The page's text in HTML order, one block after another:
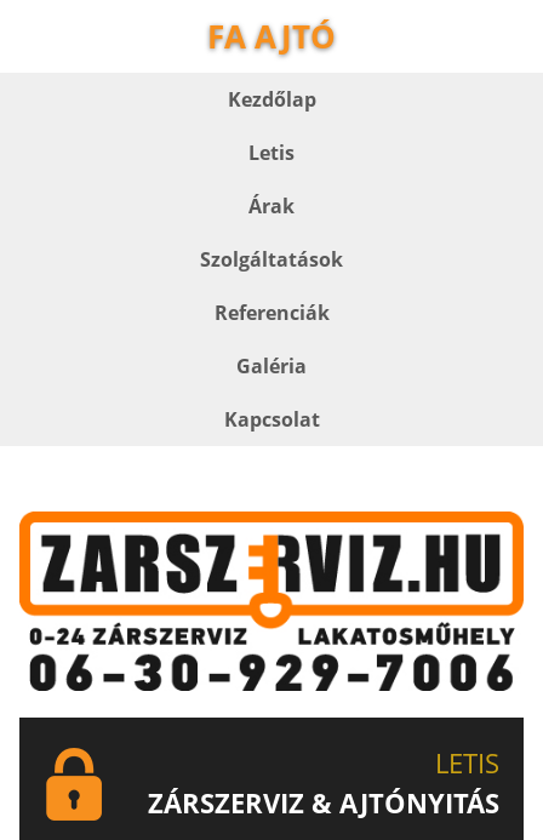
FA AJTÓ
Kezdőlap
Letis
Árak
Szolgáltatások
Referenciák
Galéria
Kapcsolat
LETIS
ZÁRSZERVIZ & AJTÓNYITÁS